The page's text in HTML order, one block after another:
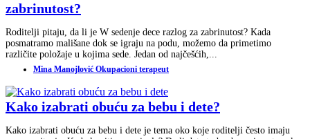
zabrinutost?
Roditelji pitaju, da li je W sedenje dece razlog za zabrinutost? Kada
posmatramo mališane dok se igraju na podu, možemo da primetimo
različite položaje u kojima sede. Jedan od najčešćih,...
Mina Manojlović Okupacioni terapeut
Kako izabrati obuću za bebu i dete?
Kako izabrati obuću za bebu i dete je tema oko koje roditelji često imaju